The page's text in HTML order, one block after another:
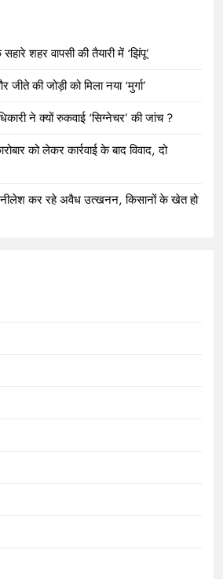
शहर वापसी की तैयारी में ‘झिंपू’
की जोड़ी को मिला नया ‘मुर्गा’
ने क्यों रुकवाई ‘सिग्नेचर’ की जांच ?
को लेकर कार्रवाई के बाद विवाद, दो
कर रहे अवैध उत्खनन, किसानों के खेत हो